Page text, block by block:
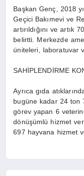
Başkan Genç, 2018
Geçici Bakımevi ve
artırıldığını ve
belirtti. Merkezde
üniteleri, laboratuvar
SAHİPLENDİRME
Ayrıca gıda
bugüne kadar 24 ton
görev yapan 6
dönüşümlü hizmet
697 hayvana hizmet